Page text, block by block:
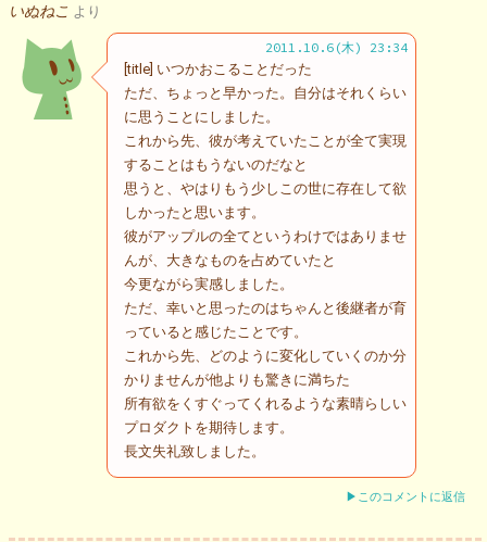
いぬねこ より
2011.10.6(木) 23:34
[title] いつかおこることだった
ただ、ちょっと早かった。自分はそれくらい
に思うことにしました。
これから先、彼が考えていたことが全て実現
することはもうないのだなと
思うと、やはりもう少しこの世に存在して欲
しかったと思います。
彼がアップルの全てというわけではありませ
んが、大きなものを占めていたと
今更ながら実感しました。
ただ、幸いと思ったのはちゃんと後継者が育
っていると感じたことです。
これから先、どのように変化していくのか分
かりませんが他よりも驚きに満ちた
所有欲をくすぐってくれるような素晴らしい
プロダクトを期待します。
長文失礼致しました。
▶このコメントに返信